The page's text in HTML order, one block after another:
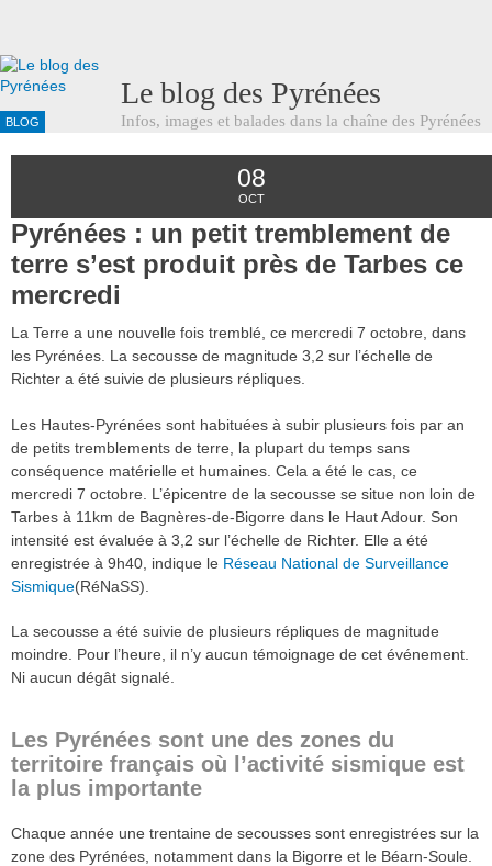
Le blog des Pyrénées
Infos, images et balades dans la chaîne des Pyrénées
BLOG
08
OCT
Pyrénées : un petit tremblement de
terre s’est produit près de Tarbes ce
mercredi
La Terre a une nouvelle fois tremblé, ce mercredi 7 octobre, dans
les Pyrénées. La secousse de magnitude 3,2 sur l’échelle de
Richter a été suivie de plusieurs répliques.
Les Hautes-Pyrénées sont habituées à subir plusieurs fois par an
de petits tremblements de terre, la plupart du temps sans
conséquence matérielle et humaines. Cela a été le cas, ce
mercredi 7 octobre. L’épicentre de la secousse se situe non loin de
Tarbes à 11km de Bagnères-de-Bigorre dans le Haut Adour. Son
intensité est évaluée à 3,2 sur l’échelle de Richter. Elle a été
enregistrée à 9h40, indique le Réseau National de Surveillance
Sismique(RéNaSS).
La secousse a été suivie de plusieurs répliques de magnitude
moindre. Pour l’heure, il n’y aucun témoignage de cet événement.
Ni aucun dégât signalé.
Les Pyrénées sont une des zones du
territoire français où l’activité sismique est
la plus importante
Chaque année une trentaine de secousses sont enregistrées sur la
zone des Pyrénées, notamment dans la Bigorre et le Béarn-Soule.